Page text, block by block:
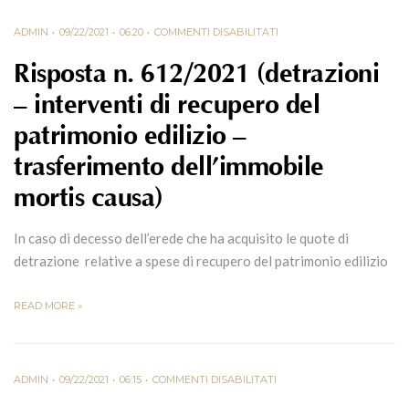
ADMIN 09/22/2021 06:20 COMMENTI DISABILITATI
Risposta n. 612/2021 (detrazioni
– interventi di recupero del
patrimonio edilizio –
trasferimento dell’immobile
mortis causa)
In caso di decesso dell’erede che ha acquisito le quote di
detrazione relative a spese di recupero del patrimonio edilizio
READ MORE »
ADMIN 09/22/2021 06:15 COMMENTI DISABILITATI